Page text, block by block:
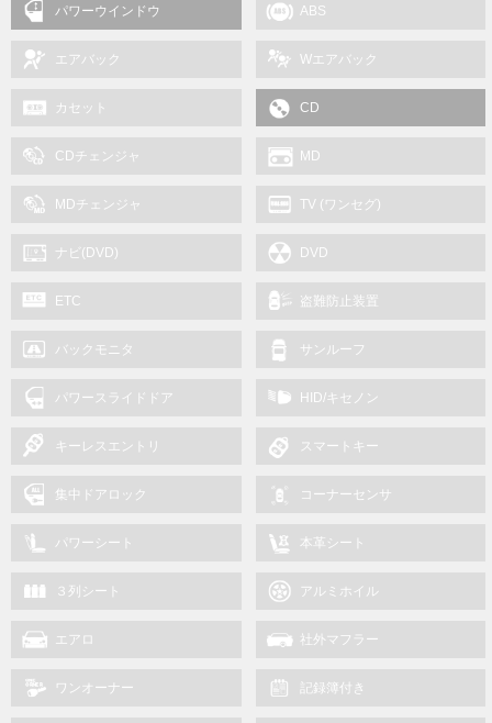
パワーウインドウ ABS
エアバック Wエアバック
カセット CD
CDチェンジャ MD
MDチェンジャ TV (ワンセグ)
ナビ(DVD) DVD
ETC 盗難防止装置
バックモニタ サンルーフ
パワースライドドア HID/キセノン
キーレスエントリ スマートキー
集中ドアロック コーナーセンサ
パワーシート 本革シート
３列シート アルミホイル
エアロ 社外マフラー
ワンオーナー 記録簿付き